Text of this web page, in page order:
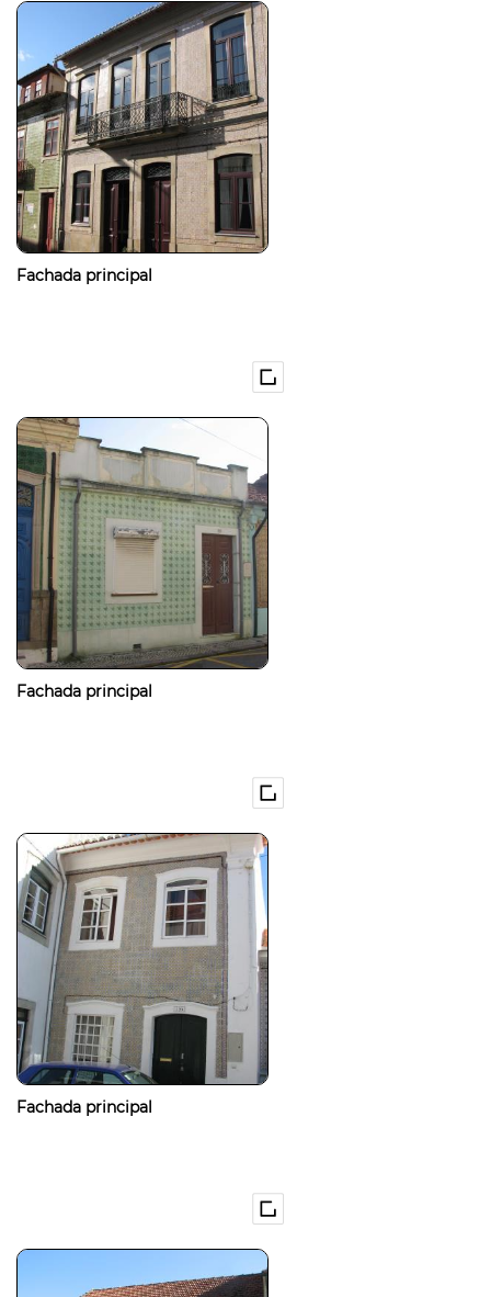
Fachada principal
Fachada principal
Fachada principal